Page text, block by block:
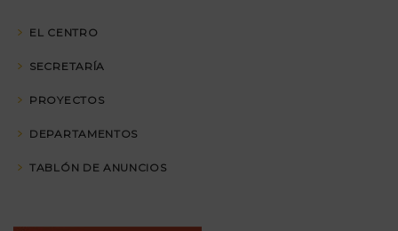
EL CENTRO
SECRETARÍA
PROYECTOS
DEPARTAMENTOS
TABLÓN DE ANUNCIOS